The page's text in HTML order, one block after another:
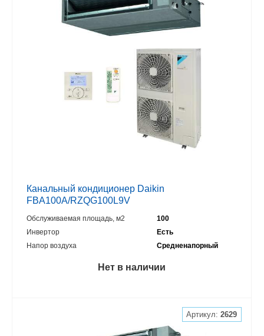
Канальный кондиционер Daikin
FBA100A/RZQG100L9V
Обслуживаемая площадь, м2
100
Инвертор
Есть
Напор воздуха
Средненапорный
Нет в наличии
Артикул:2629